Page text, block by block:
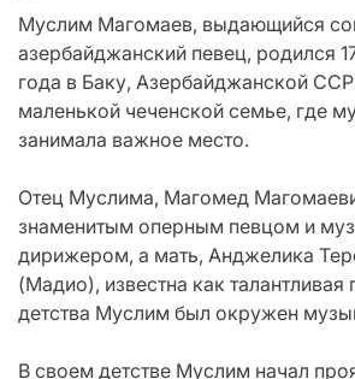
Муслим Магомаев, выдающийся
азербайджанский певец, родился
года в Баку, Азербайджанской
маленькой чеченской семье, где
занимала важное место.
Отец Муслима, Магомед
знаменитым оперным певцом и
дирижером, а мать, Анджелика
(Мадио), известна как талантливая
детства Муслим был окружен
В своем детстве Муслим начал